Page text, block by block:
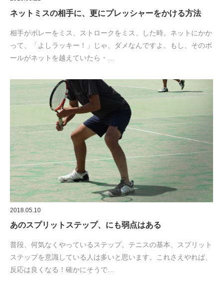
ネットミスの相手に、更にプレッシャーをかける方法
相手がボレーをミス、ストロークをミス、した時。ネットにかか
って、「よしラッキー！」じゃ、ダメなんですよ。もし、そのボ
ールがネットを越えていたら・…
2018.05.10
あのスプリットステップ、にも弱点はある
普段、何気なくやっているステップ。テニスの基本、スプリット
ステップを意識している人は多いと思います。これさえやれば、
反応は良くなる！確かにそうで…